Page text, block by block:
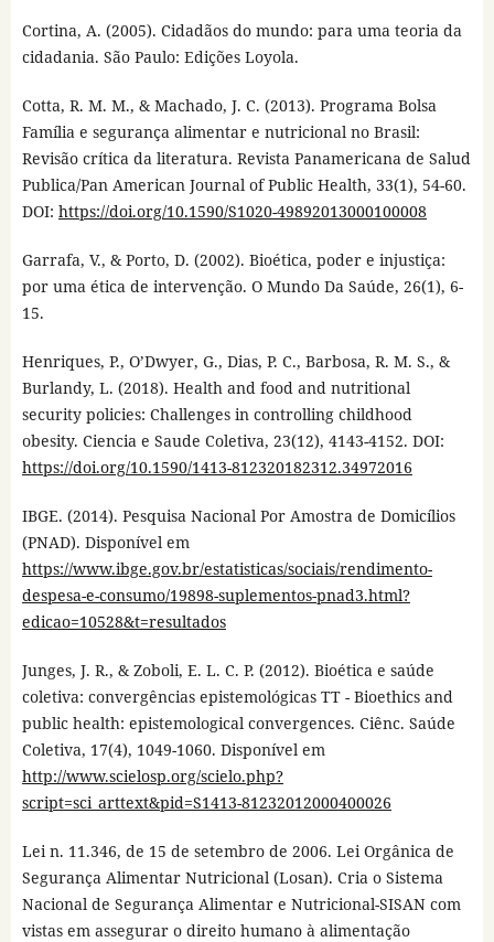
Cortina, A. (2005). Cidadãos do mundo: para uma teoria da
cidadania. São Paulo: Edições Loyola.
Cotta, R. M. M., & Machado, J. C. (2013). Programa Bolsa
Família e segurança alimentar e nutricional no Brasil:
Revisão crítica da literatura. Revista Panamericana de Salud
Publica/Pan American Journal of Public Health, 33(1), 54-60.
DOI: https://doi.org/10.1590/S1020-49892013000100008
Garrafa, V., & Porto, D. (2002). Bioética, poder e injustiça:
por uma ética de intervenção. O Mundo Da Saúde, 26(1), 6-
15.
Henriques, P., O’Dwyer, G., Dias, P. C., Barbosa, R. M. S., &
Burlandy, L. (2018). Health and food and nutritional
security policies: Challenges in controlling childhood
obesity. Ciencia e Saude Coletiva, 23(12), 4143-4152. DOI:
https://doi.org/10.1590/1413-812320182312.34972016
IBGE. (2014). Pesquisa Nacional Por Amostra de Domicílios
(PNAD). Disponível em
https://www.ibge.gov.br/estatisticas/sociais/rendimento-
despesa-e-consumo/19898-suplementos-pnad3.html?
edicao=10528&t=resultados
Junges, J. R., & Zoboli, E. L. C. P. (2012). Bioética e saúde
coletiva: convergências epistemológicas TT - Bioethics and
public health: epistemological convergences. Ciênc. Saúde
Coletiva, 17(4), 1049-1060. Disponível em
http://www.scielosp.org/scielo.php?
script=sci_arttext&pid=S1413-81232012000400026
Lei n. 11.346, de 15 de setembro de 2006. Lei Orgânica de
Segurança Alimentar Nutricional (Losan). Cria o Sistema
Nacional de Segurança Alimentar e Nutricional-SISAN com
vistas em assegurar o direito humano à alimentação